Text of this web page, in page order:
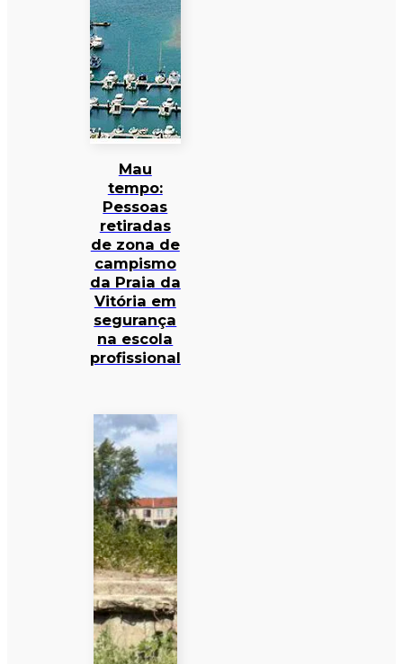
Mau
tempo:
Pessoas
retiradas
de zona de
campismo
da Praia da
Vitória em
segurança
na escola
profissional